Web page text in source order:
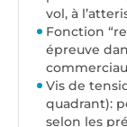
vol, à
Fonction
épreuve
Vis de
quadrant):
selon les